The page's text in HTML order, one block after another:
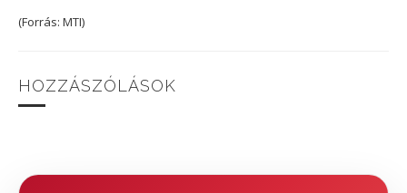
(Forrás: MTI)
HOZZÁSZÓLÁSOK